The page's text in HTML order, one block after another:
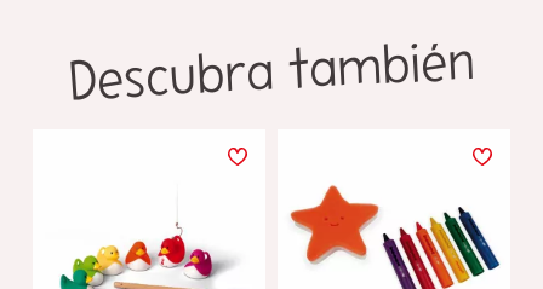
Descubra también